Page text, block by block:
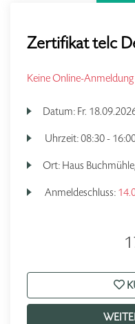
Zertifikat telc
Keine Online-
Datum: Fr.
Uhrzeit:08:30 -
Ort: Haus
Anmeldeschluss: